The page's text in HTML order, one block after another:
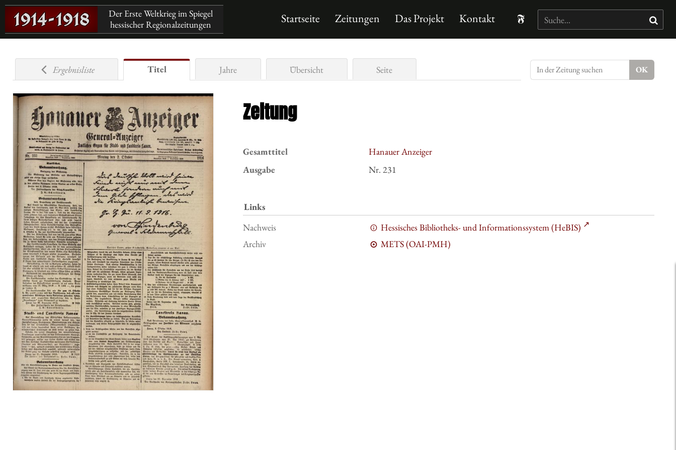
Der Erste Weltkrieg im Spiegel
hessischer Regionalzeitungen
Startseite Zeitungen Das Projekt Kontakt
Ergebnisliste Titel Jahre Übersicht Seite
Zeitung
Gesamttitel
Hanauer Anzeiger
Ausgabe
Nr. 231
Links
Nachweis
Hessisches Bibliotheks- und Informationssystem (HeBIS)
Archiv
METS (OAI-PMH)